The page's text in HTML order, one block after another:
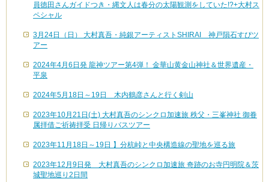
員徳田さんガイドつき・縄文人は春分の太陽観測をしていた!?+大村ス
ペシャル
3月24日（日） 大村真吾・純銀アーティストSHIRAI 神戸隕石すぴツ
アー
2024年4月6日発 龍神ツアー第4弾！ 金華山黄金山神社＆世界遺産・
平泉
2024年5月18日～19日 木内鶴彦さんと行く剣山
2023年10月21日(土) 大村真吾のシンクロ加速旅 秩父・三峯神社 御眷
属拝借ご祈祷拝受 日帰りバスツアー
2023年11月18日～19日 】分杭峠と中央構造線の聖地を巡る旅
2023年12月9日発 大村真吾のシンクロ加速旅 奇跡のお寺円明院＆茨
城聖地巡り2日間